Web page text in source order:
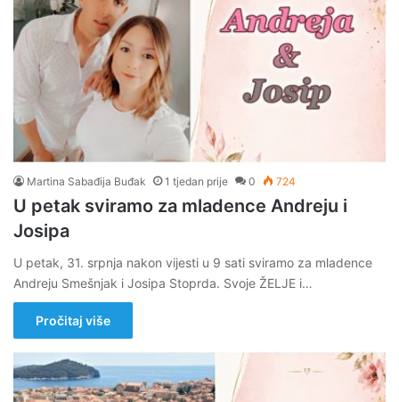
Martina Sabađija Buđak 1 tjedan prije 0 724
U petak sviramo za mladence Andreju i
Josipa
U petak, 31. srpnja nakon vijesti u 9 sati sviramo za mladence
Andreju Smešnjak i Josipa Stoprda. Svoje ŽELJE i…
Pročitaj više